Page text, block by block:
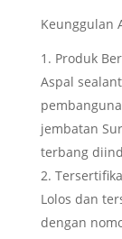
Keunggulan
Produk
Aspal
jembatan
terbang
Lolos dan
dengan